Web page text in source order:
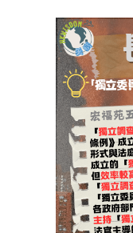
宏福苑聽證會
招國偉專欄
羅浚軒專欄
林淑芳專欄
陳子遷律師專欄
溫志倫專欄